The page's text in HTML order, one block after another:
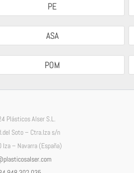
PE
ASA
POM
Plásticos Alser S.L.
Soto – Ctra.Iza s/n
Iza – Navarra (España)